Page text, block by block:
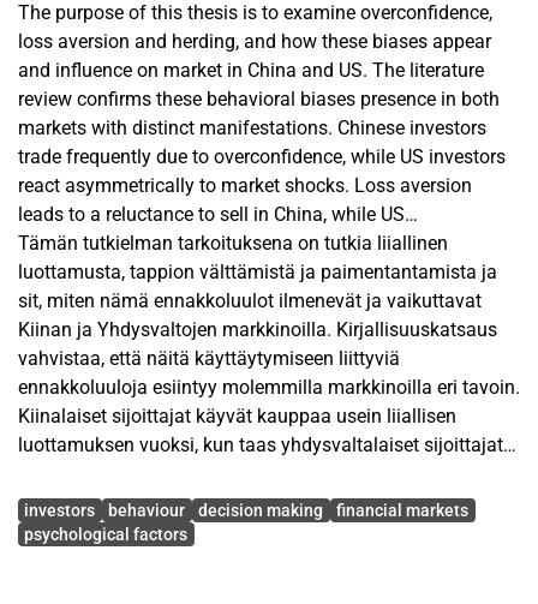
The purpose of this thesis is to examine overconfidence,
loss aversion and herding, and how these biases appear
and influence on market in China and US. The literature
review confirms these behavioral biases presence in both
markets with distinct manifestations. Chinese investors
trade frequently due to overconfidence, while US investors
react asymmetrically to market shocks. Loss aversion
leads to a reluctance to sell in China, while US
professionals take more risks to recover losses. Chinese
herding behavior leads to price bubbles, while US investors
follow macroeconomic trends. The results highlight the
need for further research using consistent methodologies.
Tämän tutkielman tarkoituksena on tutkia liiallinen
luottamusta, tappion välttämistä ja paimentantamista ja
sit, miten nämä ennakkoluulot ilmenevät ja vaikuttavat
Kiinan ja Yhdysvaltojen markkinoilla. Kirjallisuuskatsaus
vahvistaa, että näitä käyttäytymiseen liittyviä
ennakkoluuloja esiintyy molemmilla markkinoilla eri tavoin.
Kiinalaiset sijoittajat käyvät kauppaa usein liiallisen
luottamuksen vuoksi, kun taas yhdysvaltalaiset sijoittajat
välttäminen johtaa Kiinassa haluttomuuteen myydä, kun
taas yhdysvaltalaiset ammattilaiset ottavat enemmän
Avainsanat
investors behaviour decision making
financial markets
psychological factors